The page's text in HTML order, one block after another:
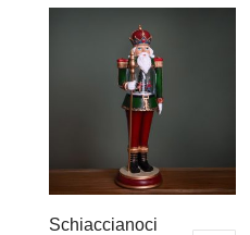
Schiaccianoci